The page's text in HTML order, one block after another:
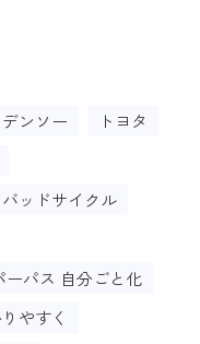
デンソー
トヨタ
バッドサイクル
ーパス 自分ごと化
やすく